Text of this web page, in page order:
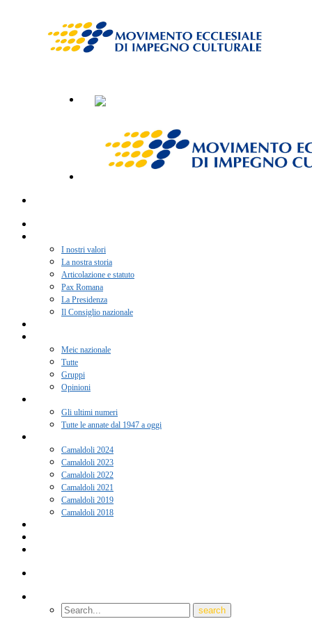
I nostri valori
La nostra storia
Articolazione e statuto
Pax Romana
La Presidenza
Il Consiglio nazionale
Meic nazionale
Tutte
Gruppi
Opinioni
Gli ultimi numeri
Tutte le annate dal 1947 a oggi
Camaldoli 2024
Camaldoli 2023
Camaldoli 2022
Camaldoli 2021
Camaldoli 2019
Camaldoli 2018